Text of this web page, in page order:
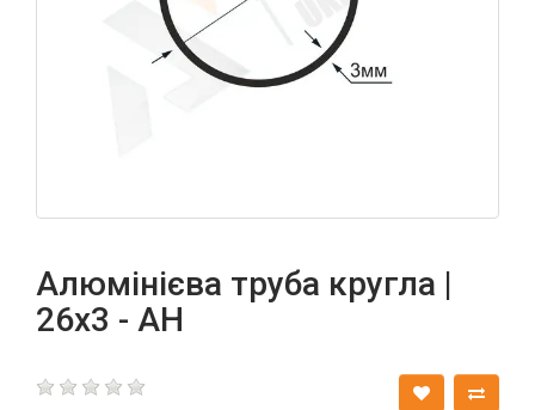
Алюмінієва труба кругла |
26х3 - АН